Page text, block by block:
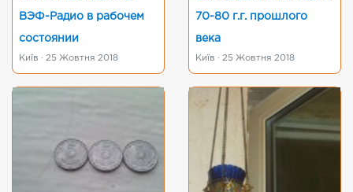
ВЭФ-Радио в рабочем
состоянии
Київ · 25 Жовтня 2018
70-80 г.г. прошлого
века
Київ · 25 Жовтня 2018